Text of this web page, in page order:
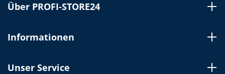
Über PROFI-STORE24
Informationen
Unser Service